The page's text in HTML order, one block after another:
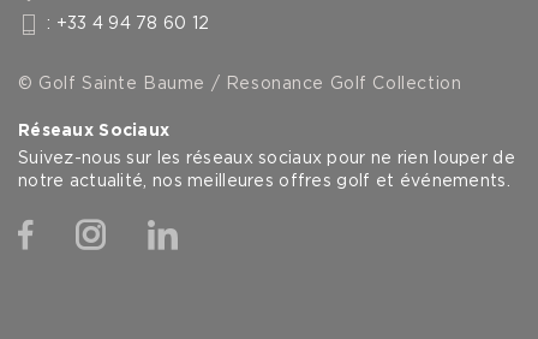
: +33 4 94 78 60 12
© Golf Sainte Baume / Resonance Golf Collection
Réseaux Sociaux
Suivez-nous sur les réseaux sociaux pour ne rien louper de
notre actualité, nos meilleures offres golf et événements.
FacebookInstagram